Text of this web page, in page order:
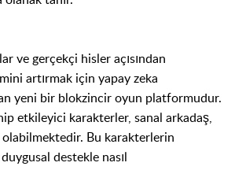
ve gerçekçi hisler açısından
artırmak için yapay zeka
yeni bir blokzincir oyun platformudur.
etkileyici karakterler, sanal arkadaş,
Bu karakterlerin
destekle nasıl